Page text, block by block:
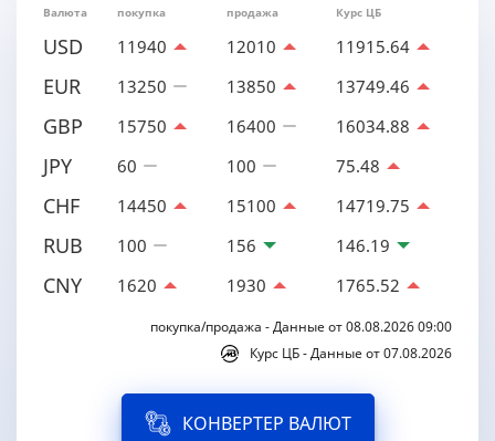
Валюта покупка продажа Курс ЦБ
USD 11940 12010 11915.64
EUR 13250 13850 13749.46
GBP 15750 16400 16034.88
JPY 60 100 75.48
CHF 14450 15100 14719.75
RUB 100 156 146.19
CNY 1620 1930 1765.52
покупка/продажа - Данные от 08.08.2026 09:00
Курс ЦБ - Данные от 07.08.2026
КОНВЕРТЕР ВАЛЮТ